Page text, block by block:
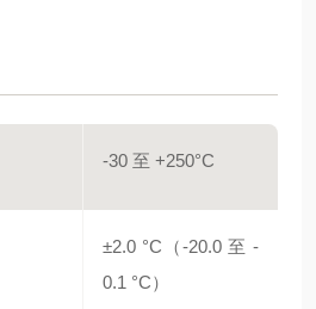
-30 至 +250°C
±2.0 °C（-20.0 至 -
0.1 °C）